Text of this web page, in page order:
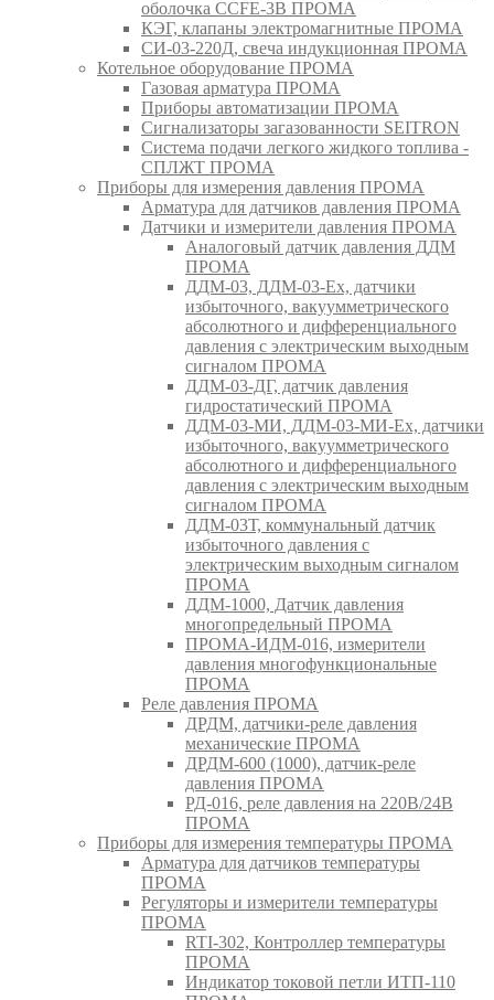
оболочка CCFE-3B ПРОМА
КЭГ, клапаны электромагнитные ПРОМА
СИ-03-220Д, свеча индукционная ПРОМА
Котельное оборудование ПРОМА
Газовая арматура ПРОМА
Приборы автоматизации ПРОМА
Сигнализаторы загазованности SEITRON
Система подачи легкого жидкого топлива -
СПЛЖТ ПРОМА
Приборы для измерения давления ПРОМА
Арматура для датчиков давления ПРОМА
Датчики и измерители давления ПРОМА
Аналоговый датчик давления ДДМ
ПРОМА
ДДМ-03, ДДМ-03-Ех, датчики
избыточного, вакуумметрического
абсолютного и дифференциального
давления с электрическим выходным
сигналом ПРОМА
ДДМ-03-ДГ, датчик давления
гидростатический ПРОМА
ДДМ-03-МИ, ДДМ-03-МИ-Ех, датчики
избыточного, вакуумметрического
абсолютного и дифференциального
давления с электрическим выходным
сигналом ПРОМА
ДДМ-03Т, коммунальный датчик
избыточного давления с
электрическим выходным сигналом
ПРОМА
ДДМ-1000, Датчик давления
многопредельный ПРОМА
ПРОМА-ИДМ-016, измерители
давления многофункциональные
ПРОМА
Реле давления ПРОМА
ДРДМ, датчики-реле давления
механические ПРОМА
ДРДМ-600 (1000), датчик-реле
давления ПРОМА
РД-016, реле давления на 220В/24В
ПРОМА
Приборы для измерения температуры ПРОМА
Арматура для датчиков температуры
ПРОМА
Регуляторы и измерители температуры
ПРОМА
RTI-302, Контроллер температуры
ПРОМА
Индикатор токовой петли ИТП-110